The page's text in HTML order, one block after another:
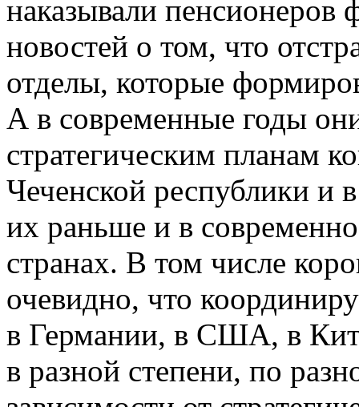
наказывали пенсионеров
новостей о том, что
отделы, которые
А в современные годы
стратегическим планам
Чеченской республики и
их раньше и в
странах. В том числе
очевидно, что
в Германии, в США, в
в разной степени, по